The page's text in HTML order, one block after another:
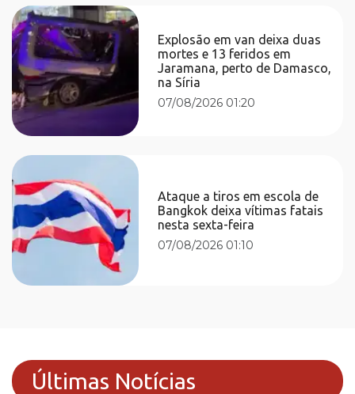
Explosão em van deixa duas
mortes e 13 feridos em
Jaramana, perto de Damasco,
na Síria
07/08/2026 01:20
Ataque a tiros em escola de
Bangkok deixa vítimas fatais
nesta sexta-feira
07/08/2026 01:10
Últimas Notícias